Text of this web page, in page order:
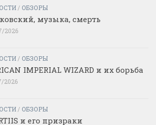
/ ОБЗОРЫ
музыка, смерть
2026
/ ОБЗОРЫ
IMPERIAL WIZARD и их борьба
2026
/ ОБЗОРЫ
и его призраки